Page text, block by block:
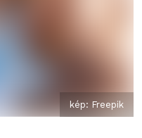
kép: Freepik